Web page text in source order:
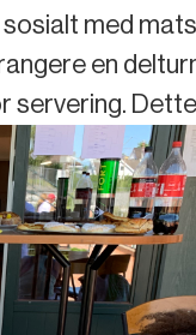
med
en
servering.